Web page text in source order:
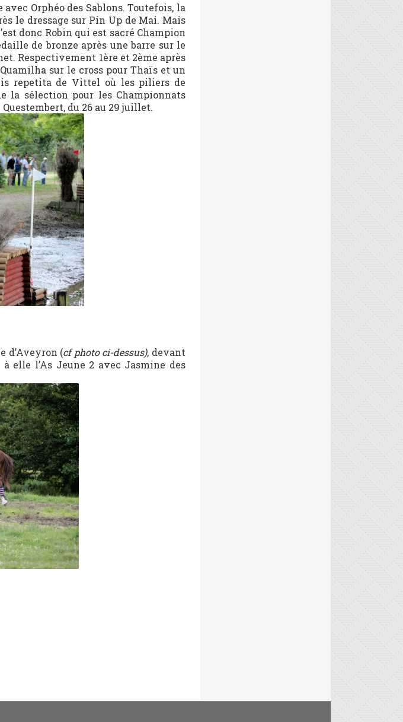
Orphéo des Sablons. Toutefois, la
le dressage sur Pin Up de Mai. Mais
donc Robin qui est sacré Champion
de bronze après une barre sur le
Respectivement 1ère et 2ème après
sur le cross pour Thaïs et un
repetita de Vittel où les piliers de
la sélection pour les Championnats
du 26 au 29 juillet.
d’Aveyron (cf photo ci-dessus), devant
elle l’As Jeune 2 avec Jasmine des